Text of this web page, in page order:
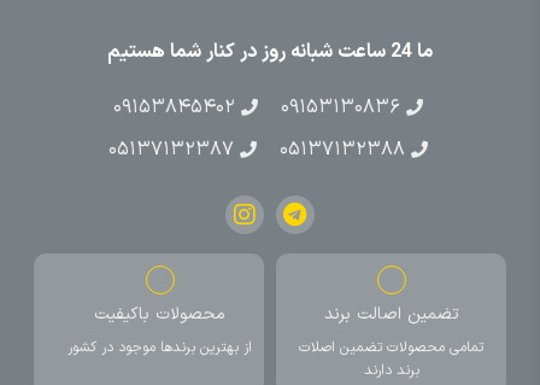
ما 24 ساعت شبانه روز در کنار شما هستیم
۰۹۱۵۳۱۳۰۸۳۶
۰۹۱۵۳۸۴۵۴۰۲
۰۵۱۳۷۱۳۲۳۸۸
۰۵۱۳۷۱۳۲۳۸۷
تضمین اصالت برند
تمامی محصولات تضمین اصلات
برند دارند
محصولات باکیفیت
از بهترین برندها موجود در کشور